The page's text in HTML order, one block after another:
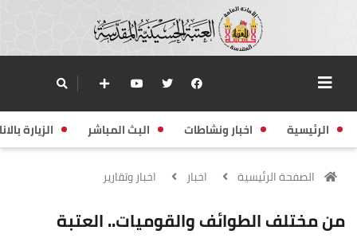
الرئيسية اخبار ونشاطات البث المباشر الزيارة
الصفحة الرئيسية اخبار اخبار وتقارير
من مختلف الطوائف والقوميات.. العتبة